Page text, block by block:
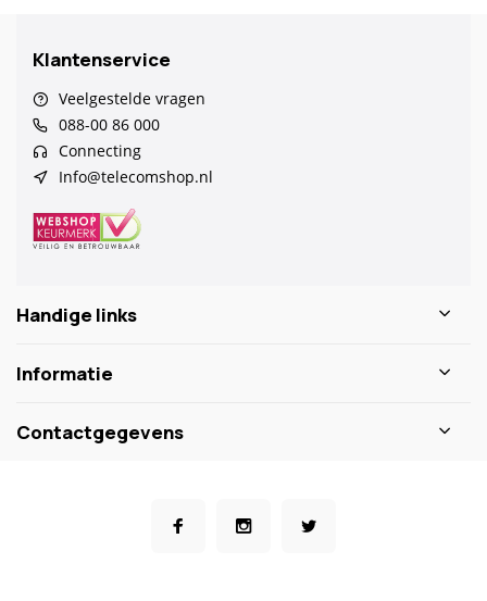
Klantenservice
Veelgestelde vragen
088-00 86 000
Connecting
Info@telecomshop.nl
Handige links
Informatie
Contactgegevens